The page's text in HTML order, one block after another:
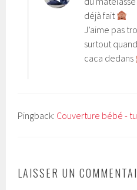
déjà fait
J’aime pas
surtout
caca dedans
Pingback: Couverture bébé -
LAISSER UN